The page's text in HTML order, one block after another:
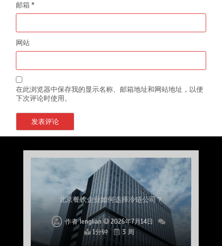
邮箱*
网站
在此浏览器中保存我的显示名称、邮箱地址和网站地址，以便
下次评论时使用。
上海餐饮连锁加速，冷链配送如何破解冻品食材
流通难题？
作者lenglian
2026年7月14日
1分钟
3 周
杭州中央厨房布局餐饮连锁，冷链配送如何打通
关键一环
作者lenglian
2026年7月14日
1分钟
3 周
北京餐饮企业如何选择冷链公司？
作者lenglian
2026年7月14日
1分钟
3 周
深圳冷链物流如何护航餐饮连锁？冻品食材流通
全解析
作者lenglian
2026年7月14日
1分钟
3 周
北京餐饮仓配一体化的核心价值与落地实践解析
作者lenglian
2026年7月14日
1分钟
3 周
武汉冻品配送三要素：控温、时效、低成本如何
兼得？
作者lenglian
2026年7月14日
1分钟
3 周
重庆冷链布局解冻食材运输密码，餐饮连锁如何
稳控品质？
作者lenglian
2026年7月14日
1分钟
3 周